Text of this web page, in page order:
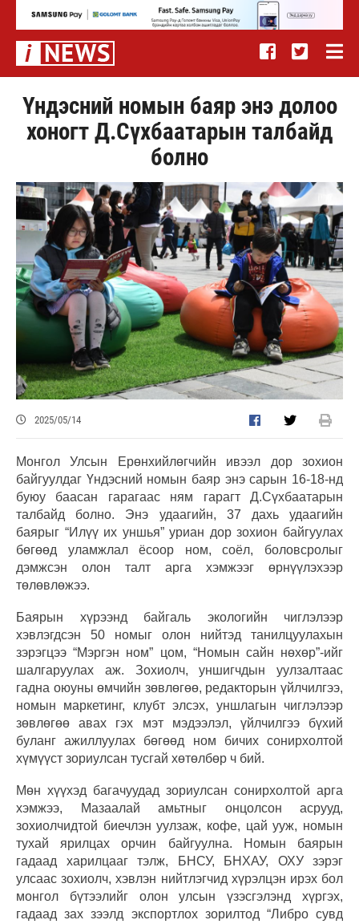
Үндэсний номын баяр энэ долоо
хоногт Д.Сүхбаатарын талбайд
болно
2025/05/14
Монгол Улсын Ерөнхийлөгчийн ивээл дор зохион
байгуулдаг Үндэсний номын баяр энэ сарын 16-18-нд
буюу баасан гарагаас ням гарагт Д.Сүхбаатарын
талбайд болно. Энэ удаагийн, 37 дахь удаагийн
баярыг “Илүү их уншья” уриан дор зохион байгуулах
бөгөөд уламжлал ёсоор ном, соёл, боловсролыг
дэмжсэн олон талт арга хэмжээг өрнүүлэхээр
төлөвлөжээ.
Баярын хүрээнд байгаль экологийн чиглэлээр
хэвлэгдсэн 50 номыг олон нийтэд танилцуулахын
зэрэгцээ “Мэргэн ном” цом, “Номын сайн нөхөр”-ийг
шалгаруулах аж. Зохиолч, уншигчдын уулзалтаас
гадна оюуны өмчийн зөвлөгөө, редакторын үйлчилгээ,
номын маркетинг, клубт элсэх, уншлагын чиглэлээр
зөвлөгөө авах гэх мэт мэдээлэл, үйлчилгээ бүхий
буланг ажиллуулах бөгөөд ном бичих сонирхолтой
хүмүүст зориулсан тусгай хөтөлбөр ч бий.
Мөн хүүхэд багачуудад зориулсан сонирхолтой арга
хэмжээ, Мазаалай амьтныг онцолсон асрууд,
зохиолчидтой биечлэн уулзаж, кофе, цай ууж, номын
тухай ярилцах орчин байгуулна. Номын баярын
гадаад харилцааг тэлж, БНСУ, БНХАУ, ОХУ зэрэг
улсаас зохиолч, хэвлэн нийтлэгчид хүрэлцэн ирэх бол
монгол бүтээлийг олон улсын үзэсгэлэнд хүргэх,
гадаад зах зээлд экспортлох зорилтод “Либро сувд